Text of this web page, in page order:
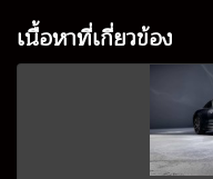
เนื้อหาที่เกี่ยวข้อง